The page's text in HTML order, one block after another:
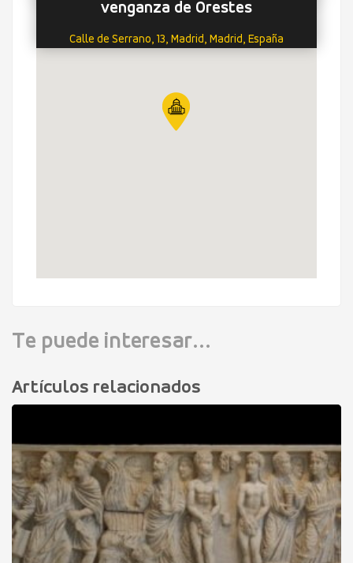
venganza de Orestes
Calle de Serrano, 13, Madrid, Madrid, España
Te puede interesar...
Artículos relacionados